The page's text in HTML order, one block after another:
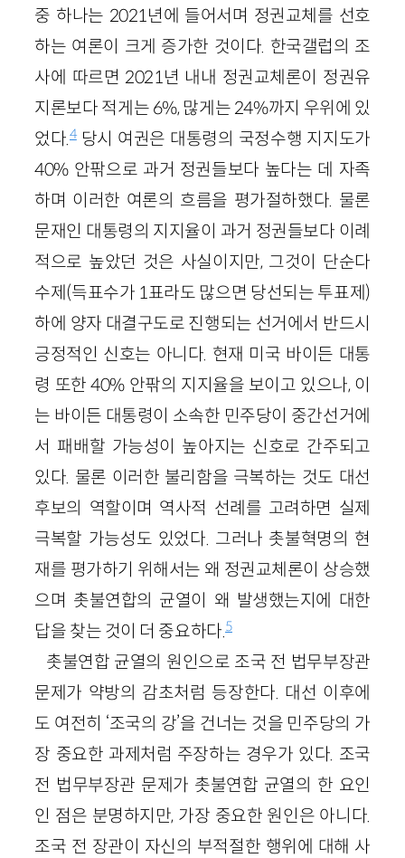
중 하나는 2021년에 들어서며 정권교체를 선호
하는 여론이 크게 증가한 것이다. 한국갤럽의 조
사에 따르면 2021년 내내 정권교체론이 정권유
지론보다 적게는 6%, 많게는 24%까지 우위에 있
었다.4당시 여권은 대통령의 국정수행 지지도가
40% 안팎으로 과거 정권들보다 높다는 데 자족
하며 이러한 여론의 흐름을 평가절하했다. 물론
문재인 대통령의 지지율이 과거 정권들보다 이례
적으로 높았던 것은 사실이지만, 그것이 단순다
수제(득표수가 1표라도 많으면 당선되는 투표제)
하에 양자 대결구도로 진행되는 선거에서 반드시
긍정적인 신호는 아니다. 현재 미국 바이든 대통
령 또한 40% 안팎의 지지율을 보이고 있으나, 이
는 바이든 대통령이 소속한 민주당이 중간선거에
서 패배할 가능성이 높아지는 신호로 간주되고
있다. 물론 이러한 불리함을 극복하는 것도 대선
후보의 역할이며 역사적 선례를 고려하면 실제
극복할 가능성도 있었다. 그러나 촛불혁명의 현
재를 평가하기 위해서는 왜 정권교체론이 상승했
으며 촛불연합의 균열이 왜 발생했는지에 대한
답을 찾는 것이 더 중요하다.5
촛불연합 균열의 원인으로 조국 전 법무부장관
문제가 약방의 감초처럼 등장한다. 대선 이후에
도 여전히 ‘조국의 강’을 건너는 것을 민주당의 가
장 중요한 과제처럼 주장하는 경우가 있다. 조국
전 법무부장관 문제가 촛불연합 균열의 한 요인
인 점은 분명하지만, 가장 중요한 원인은 아니다.
조국 전 장관이 자신의 부적절한 행위에 대해 사